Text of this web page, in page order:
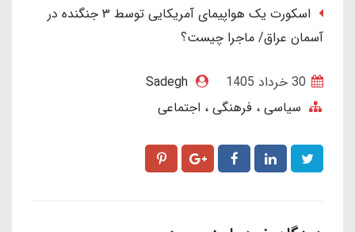
اسکورت یک هواپیمای آمریکایی توسط ۳ جنگنده در
آسمان عراق/ ماجرا چیست؟
Sadegh
سیاسی ، فرهنگی ، اجتماعی